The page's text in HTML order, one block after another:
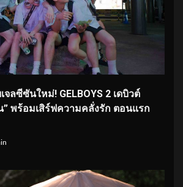
จลซีซันใหม่! GELBOYS 2 เดบิวต์
” พร้อมเสิร์ฟความคลั่งรัก ตอนแรก